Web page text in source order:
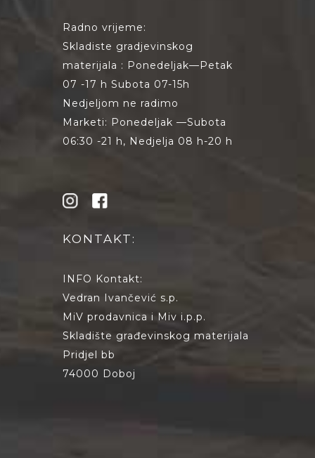
Radno vrijeme:
Skladiste gradjevinskog
materijala : Ponedeljak—Petak
07 -17 h Subota 07-15h
Nedjeljom ne radimo
Marketi: Ponedeljak —Subota
06:30 -21 h, Nedjelja 08 h-20 h
KONTAKT:
INFO Kontakt:
Vedran Ivančević s.p.
MiV prodavnica i Miv i.p.p.
Skladište građevinskog materijala
Pridjel bb
74000 Doboj